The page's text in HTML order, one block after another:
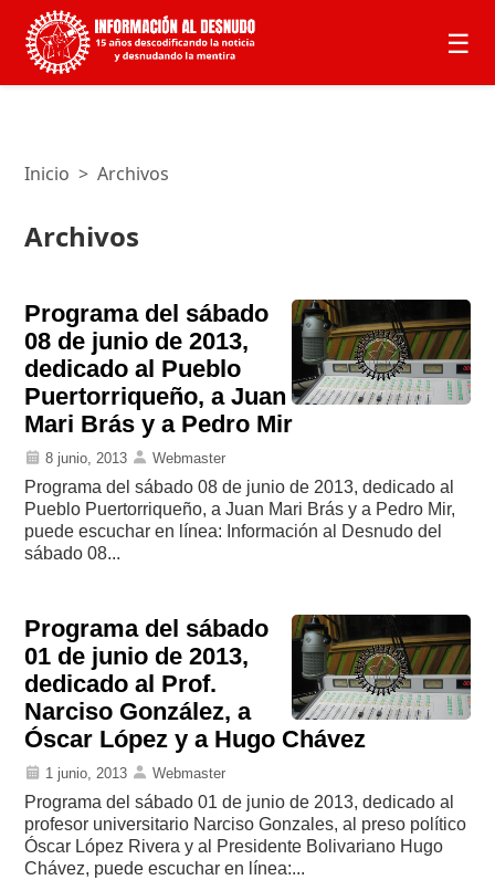
☰
Inicio >Archivos
Archivos
Programa del sábado
08 de junio de 2013,
dedicado al Pueblo
Puertorriqueño, a Juan
Mari Brás y a Pedro Mir
8 junio, 2013 Webmaster
Programa del sábado 08 de junio de 2013, dedicado al
Pueblo Puertorriqueño, a Juan Mari Brás y a Pedro Mir,
puede escuchar en línea: Información al Desnudo del
sábado 08...
Programa del sábado
01 de junio de 2013,
dedicado al Prof.
Narciso González, a
Óscar López y a Hugo Chávez
1 junio, 2013 Webmaster
Programa del sábado 01 de junio de 2013, dedicado al
profesor universitario Narciso Gonzales, al preso político
Óscar López Rivera y al Presidente Bolivariano Hugo
Chávez, puede escuchar en línea:...